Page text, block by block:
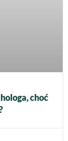
choć